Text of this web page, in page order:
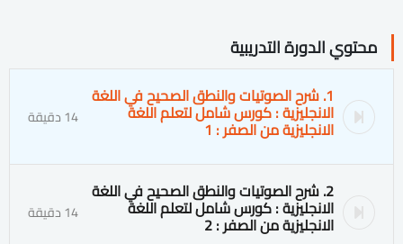
محتوي الدورة التدريبية
1. شرح الصوتيات والنطق الصحيح في اللغة
الانجليزية : كورس شامل لتعلم اللغة
الانجليزية من الصفر : 1 14 دقيقة
2. شرح الصوتيات والنطق الصحيح في اللغة
الانجليزية : كورس شامل لتعلم اللغة
الانجليزية من الصفر : 2 14 دقيقة